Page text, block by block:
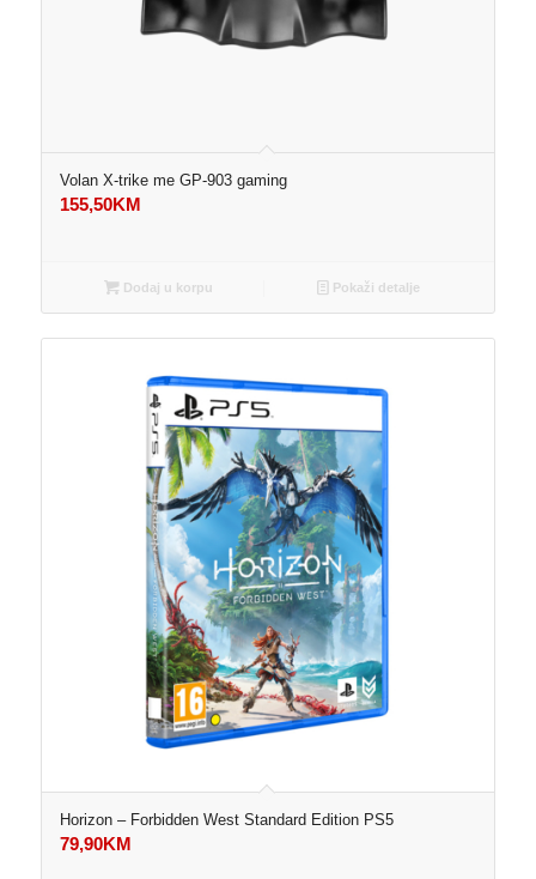
Volan X-trike me GP-903 gaming
155,50KM
Dodaj u korpu Pokaži detalje
Horizon – Forbidden West Standard Edition PS5
79,90KM